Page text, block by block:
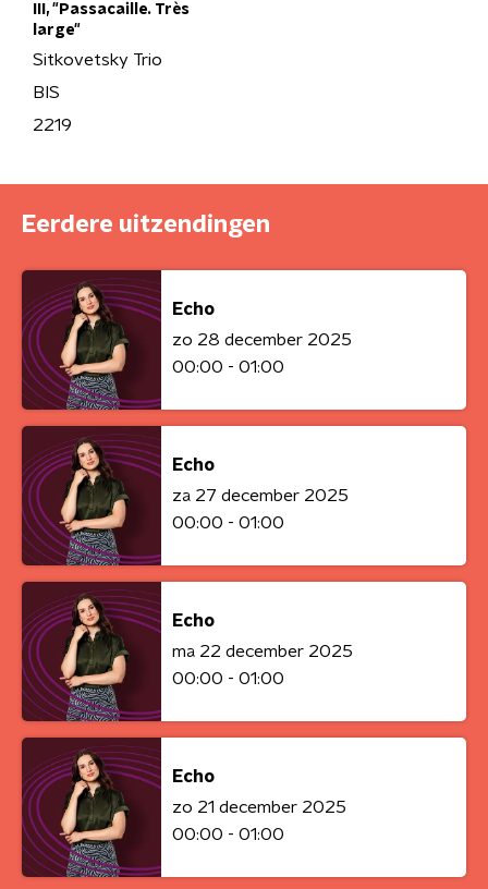
III, "Passacaille. Très
large"
Sitkovetsky Trio
BIS
2219
Eerdere uitzendingen
Echo
zo 28 december 2025
00:00 - 01:00
Echo
za 27 december 2025
00:00 - 01:00
Echo
ma 22 december 2025
00:00 - 01:00
Echo
zo 21 december 2025
00:00 - 01:00